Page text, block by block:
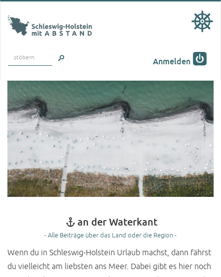
Anmelden
an der Waterkant
- Alle Beiträge über das Land oder die Region -
Wenn du in Schleswig-Holstein Urlaub machst, dann fährst
du vielleicht am liebsten ans Meer. Dabei gibt es hier noch